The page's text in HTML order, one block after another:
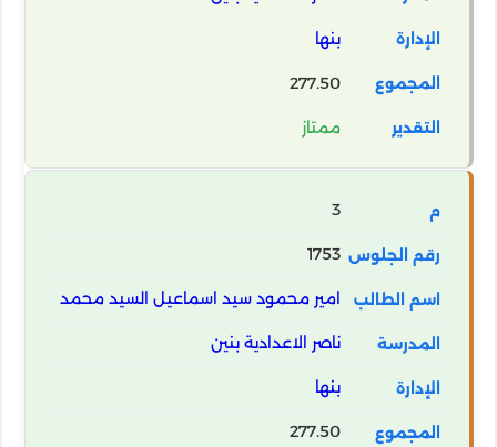
بنها
277.50
ممتاز
3
1753
امير محمود سيد اسماعيل السيد محمد
ناصر الاعدادية بنين
بنها
277.50